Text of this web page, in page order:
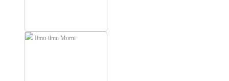
Ilmu-ilmu Murni